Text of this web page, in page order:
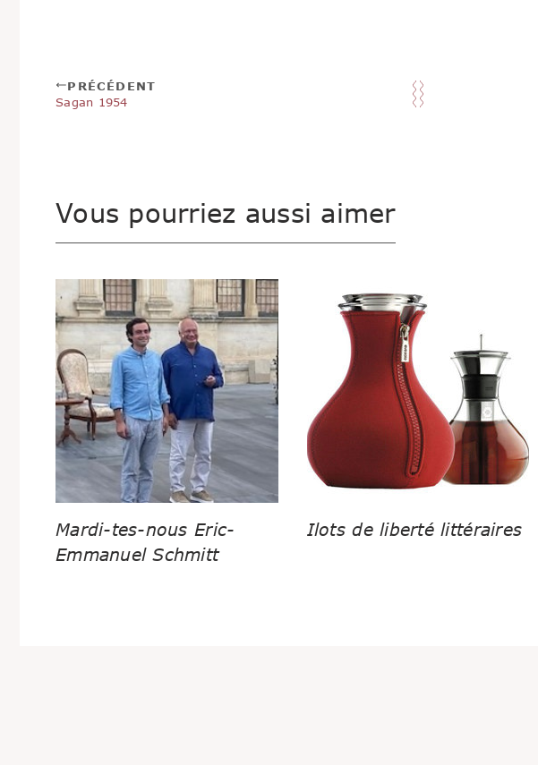
PRÉCÉDENT
Sagan 1954
Vous pourriez aussi aimer
Mardi-tes-nous Eric-
Emmanuel Schmitt
Ilots de liberté littéraires